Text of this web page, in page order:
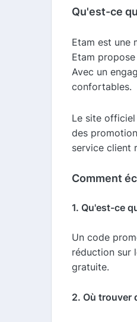
Qu'est-ce
Etam est une
Etam
Avec un
confortables.
Le site
des
service client
Comment
1. Qu'est-ce
Un code
réduction sur
gratuite.
2. Où trouver